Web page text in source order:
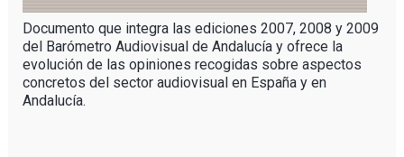
Documento que integra las ediciones 2007, 2008 y 2009
del Barómetro Audiovisual de Andalucía y ofrece la
evolución de las opiniones recogidas sobre aspectos
concretos del sector audiovisual en España y en
Andalucía.